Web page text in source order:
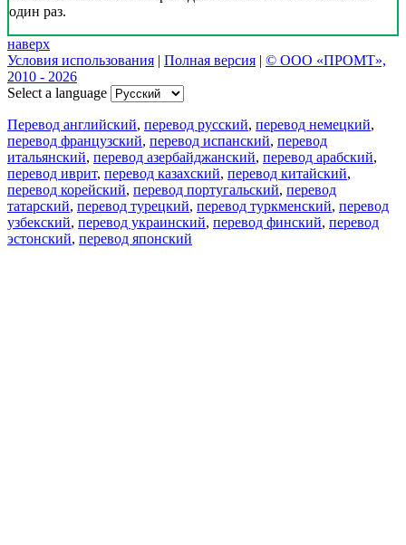
один раз.
наверх
Условия использования | Полная версия | © ООО «ПРОМТ»,
2010 - 2026
Select a language
Перевод английский, перевод русский, перевод немецкий,
перевод французский, перевод испанский, перевод
итальянский, перевод азербайджанский, перевод арабский,
перевод иврит, перевод казахский, перевод китайский,
перевод корейский, перевод португальский, перевод
татарский, перевод турецкий, перевод туркменский, перевод
узбекский, перевод украинский, перевод финский, перевод
эстонский, перевод японский